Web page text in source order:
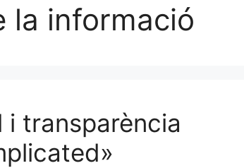
la informació
i transparència